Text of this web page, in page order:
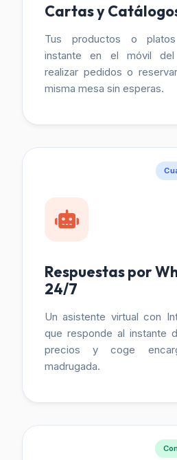
Cartas y
Tus productos o
instante en el móvil del
realizar pedidos o
misma mesa sin esperas.
Respuestas por
24/7
Un asistente virtual con
que responde al instante
precios y coge
madrugada.